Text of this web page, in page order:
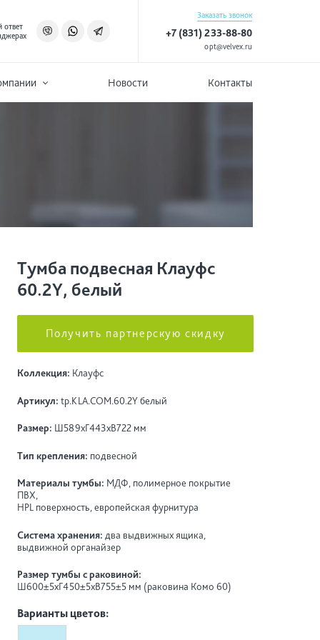
ответ
Заказать звонок
+7 (831) 233-88-80
opt@velvex.ru
Новости Контакты
Тумба подвесная Клауфс
60.2Y, белый
Получить партнерскую скидку
Коллекция: Клауфс
Артикул:tp.KLA.COM.60.2Y белый
Размер: Ш589хГ443хВ722 мм
Тип крепления: подвесной
Материалы тумбы: МДФ, полимерное покрытие
ПВХ,
HPL поверхность, европейская фурнитура
Система хранения: два выдвижных ящика,
выдвижной органайзер
Размер тумбы с раковиной:
Ш600±5хГ450±5хВ755±5 мм (раковина Комо 60)
Варианты цветов: